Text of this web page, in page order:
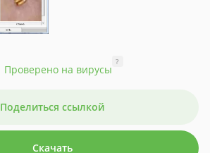
Проверено на вирусы
?
Поделиться ссылкой
Скачать